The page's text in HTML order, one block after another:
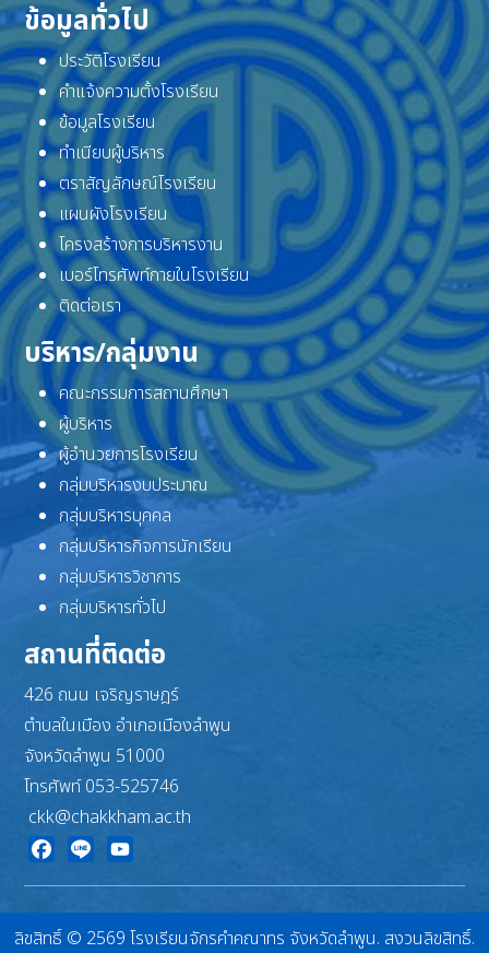
ข้อมูลทั่วไป
ประวัติโรงเรียน
คำแจ้งความตั้งโรงเรียน
ข้อมูลโรงเรียน
ทำเนียบผู้บริหาร
ตราสัญลักษณ์โรงเรียน
แผนผังโรงเรียน
โครงสร้างการบริหารงาน
เบอร์โทรศัพท์ภายในโรงเรียน
ติดต่อเรา
บริหาร/กลุ่มงาน
คณะกรรมการสถานศึกษา
ผู้บริหาร
ผู้อำนวยการโรงเรียน
กลุ่มบริหารงบประมาณ
กลุ่มบริหารบุคคล
กลุ่มบริหารกิจการนักเรียน
กลุ่มบริหารวิชาการ
กลุ่มบริหารทั่วไป
สถานที่ติดต่อ
426 ถนน เจริญราษฎร์
ตำบลในเมือง อำเภอเมืองลำพูน
จังหวัดลำพูน 51000
โทรศัพท์ 053-525746
ckk@chakkham.ac.th
ลิขสิทธิ์ © 2569 โรงเรียนจักรคำคณาทร จังหวัดลำพูน. สงวนลิขสิทธิ์.